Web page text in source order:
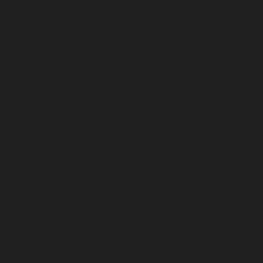
Mama mlade nade Hajduka
svojim sinovima, obiteljska fotka